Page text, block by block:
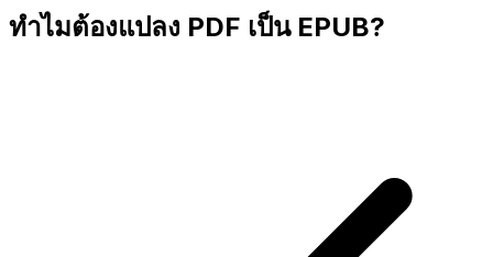
ทำไมต้องแปลง PDF เป็น EPUB?